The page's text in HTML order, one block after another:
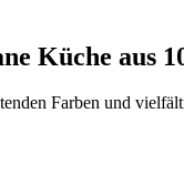
Küche aus
Farben und